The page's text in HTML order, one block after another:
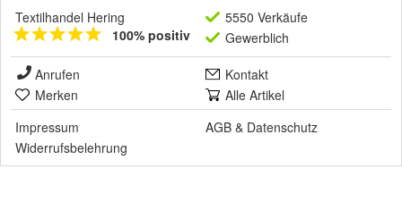
Textilhandel Hering
100% positiv
5550 Verkäufe
Gewerblich
Anrufen
Kontakt
Merken
Alle Artikel
Impressum
AGB & Datenschutz
Widerrufsbelehrung